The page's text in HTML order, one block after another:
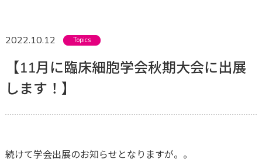
2022.10.12 Topics
【11月に臨床細胞学会秋期大会に出展
します！】
続けて学会出展のお知らせとなりますが。。